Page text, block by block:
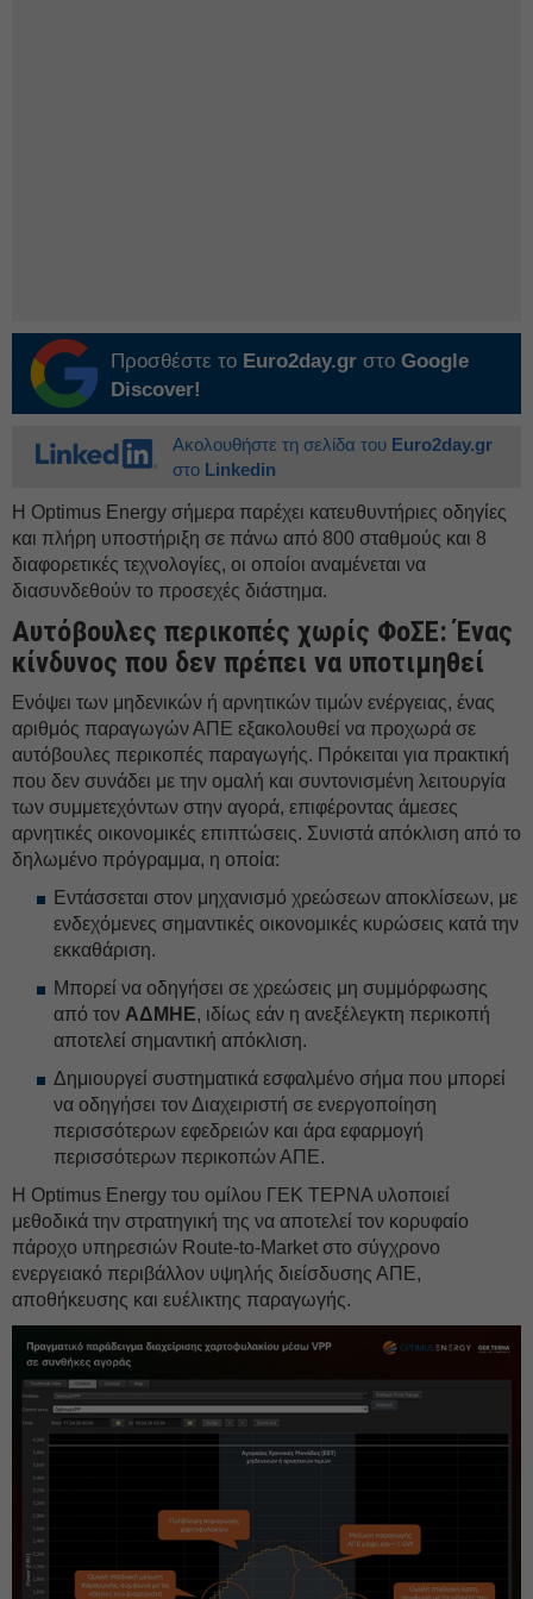
Προσθέστε το Euro2day.gr στο Google
Discover!
Ακολουθήστε τη σελίδα του Euro2day.gr
στο Linkedin
Η Optimus Energy σήμερα παρέχει κατευθυντήριες οδηγίες
και πλήρη υποστήριξη σε πάνω από 800 σταθμούς και 8
διαφορετικές τεχνολογίες, οι οποίοι αναμένεται να
διασυνδεθούν το προσεχές διάστημα.
Αυτόβουλες περικοπές χωρίς ΦoΣΕ: Ένας
κίνδυνος που δεν πρέπει να υποτιμηθεί
Ενόψει των μηδενικών ή αρνητικών τιμών ενέργειας, ένας
αριθμός παραγωγών ΑΠΕ εξακολουθεί να προχωρά σε
αυτόβουλες περικοπές παραγωγής. Πρόκειται για πρακτική
που δεν συνάδει με την ομαλή και συντονισμένη λειτουργία
των συμμετεχόντων στην αγορά, επιφέροντας άμεσες
αρνητικές οικονομικές επιπτώσεις. Συνιστά απόκλιση από το
δηλωμένο πρόγραμμα, η οποία:
Εντάσσεται στον μηχανισμό χρεώσεων αποκλίσεων, με
ενδεχόμενες σημαντικές οικονομικές κυρώσεις κατά την
εκκαθάριση.
Μπορεί να οδηγήσει σε χρεώσεις μη συμμόρφωσης
από τον ΑΔΜΗΕ, ιδίως εάν η ανεξέλεγκτη περικοπή
αποτελεί σημαντική απόκλιση.
Δημιουργεί συστηματικά εσφαλμένο σήμα που μπορεί
να οδηγήσει τον Διαχειριστή σε ενεργοποίηση
περισσότερων εφεδρειών και άρα εφαρμογή
περισσότερων περικοπών ΑΠΕ.
Η Optimus Energy του ομίλου ΓΕΚ ΤΕΡΝΑ υλοποιεί
μεθοδικά την στρατηγική της να αποτελεί τον κορυφαίο
πάροχο υπηρεσιών Route-to-Market στο σύγχρονο
ενεργειακό περιβάλλον υψηλής διείσδυσης ΑΠΕ,
αποθήκευσης και ευέλικτης παραγωγής.